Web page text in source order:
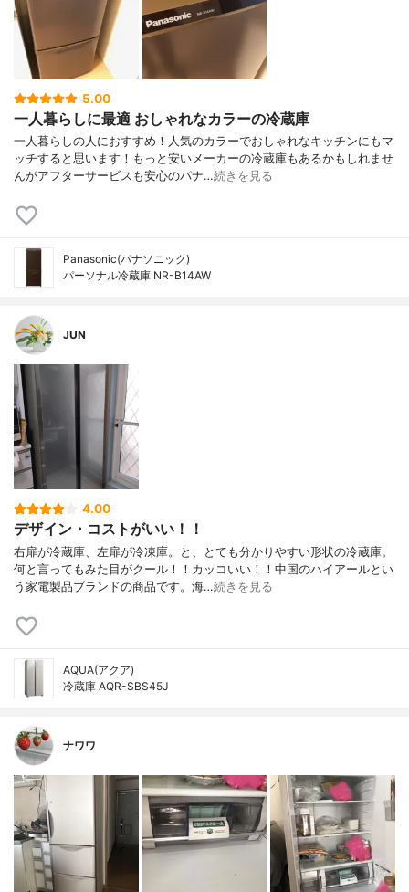
5.00
一人暮らしに最適 おしゃれなカラーの冷蔵庫
一人暮らしの人におすすめ！人気のカラーでおしゃれなキッチンにもマ
ッチすると思います！もっと安いメーカーの冷蔵庫もあるかもしれませ
んがアフターサービスも安心のパナ…続きを見る
Panasonic(パナソニック)
パーソナル冷蔵庫 NR-B14AW
JUN
4.00
デザイン・コストがいい！！
右扉が冷蔵庫、左扉が冷凍庫。と、とても分かりやすい形状の冷蔵庫。
何と言ってもみた目がクール！！カッコいい！！中国のハイアールとい
う家電製品ブランドの商品です。海…続きを見る
AQUA(アクア)
冷蔵庫 AQR-SBS45J
ナワワ